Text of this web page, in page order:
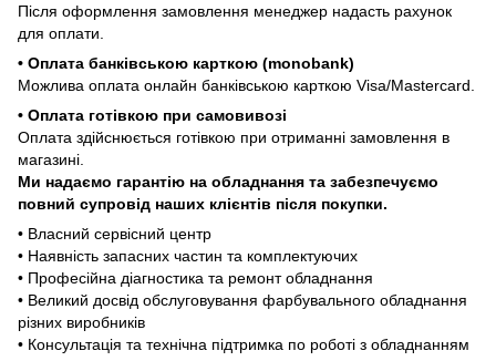
Після оформлення замовлення менеджер надасть рахунок
для оплати.
• Оплата банківською карткою (monobank)
Можлива оплата онлайн банківською карткою Visa/Mastercard.
• Оплата готівкою при самовивозі
Оплата здійснюється готівкою при отриманні замовлення в
магазині.
Ми надаємо гарантію на обладнання та забезпечуємо
повний супровід наших клієнтів після покупки.
• Власний сервісний центр
• Наявність запасних частин та комплектуючих
• Професійна діагностика та ремонт обладнання
• Великий досвід обслуговування фарбувального обладнання
різних виробників
• Консультація та технічна підтримка по роботі з обладнанням